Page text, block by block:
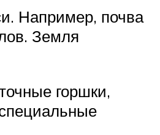
Например, почва
Земля
горшки,